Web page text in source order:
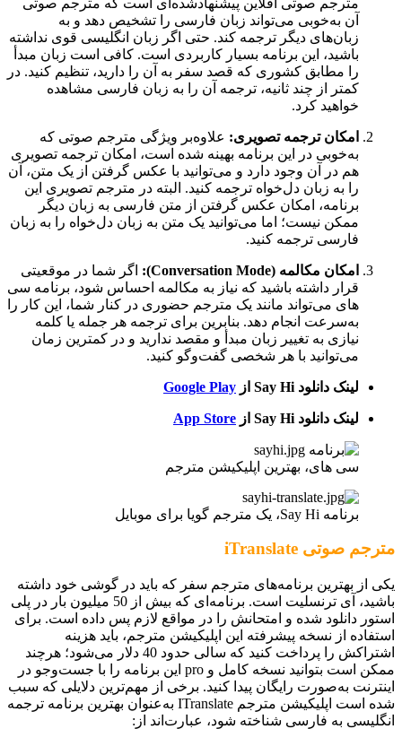
آن به‌خوبی می‌تواند زبان فارسی را تشخیص دهد و به
زبان‌های دیگر ترجمه کند. حتی اگر زبان انگلیسی قوی نداشته
باشید، این برنامه بسیار کاربردی است. کافی است زبان مبدأ
را مطابق کشوری که قصد سفر به آن را دارید، تنظیم کنید. در
کمتر از چند ثانیه، ترجمه آن را به زبان فارسی مشاهده
خواهید کرد.
امکان ترجمه تصویری: علاوه‌بر ویژگی مترجم صوتی که
به‌خوبی در این برنامه بهینه شده است، امکان ترجمه تصویری
هم در آن وجود دارد و می‌‌توانید با عکس گرفتن از یک متن، آن
را به زبان دل‌خواه ترجمه کنید. البته در مترجم تصویری این
برنامه، امکان عکس گرفتن از متن فارسی به زبان دیگر
ممکن نیست؛ اما می‌توانید یک متن به زبان دل‌خواه را به زبان
فارسی ترجمه کنید.
امکان مکالمه (Conversation Mode):
اگر شما در موقعیتی
قرار داشته باشید که نیاز به مکالمه احساس شود، برنامه سی
های می‌تواند مانند یک مترجم حضوری در کنار شما، این کار را
به‌سرعت انجام دهد. بنابرین برای ترجمه هر جمله یا کلمه
نیازی به تغییر زبان مبدأ و مقصد ندارید و در کمترین زمان
می‌توانید با هر شخصی گفت‌وگو کنید.
لینک دانلود Say Hi از Google Play
لینک دانلود Say Hi از App Store
سی های، بهترین اپلیکیشن مترجم
برنامه Say Hi، یک مترجم گویا برای موبایل
مترجم صوتی iTranslate
یکی از بهترین برنامه‌های مترجم سفر که باید در گوشی خود داشته
باشید، آی ترنسلیت است. برنامه‌ای که بیش از 50 میلیون بار در پلی
استور دانلود شده و امتحانش را در مواقع لازم پس داده است. برای
استفاده از نسخه پیشرفته این اپلیکیشن مترجم، باید هزینه
اشتراکش را پرداخت کنید که سالی حدود 40 دلار می‌شود؛ هرچند
ممکن است بتوانید نسخه کامل و pro این برنامه را با جست‌وجو در
اینترنت به‌صورت رایگان پیدا کنید. برخی از مهم‌ترین دلایلی که سبب
شده است اپلیکیشن مترجم ITranslate به‌عنوان بهترین برنامه ترجمه
انگلیسی به فارسی شناخته شود، عبارت‌اند از: